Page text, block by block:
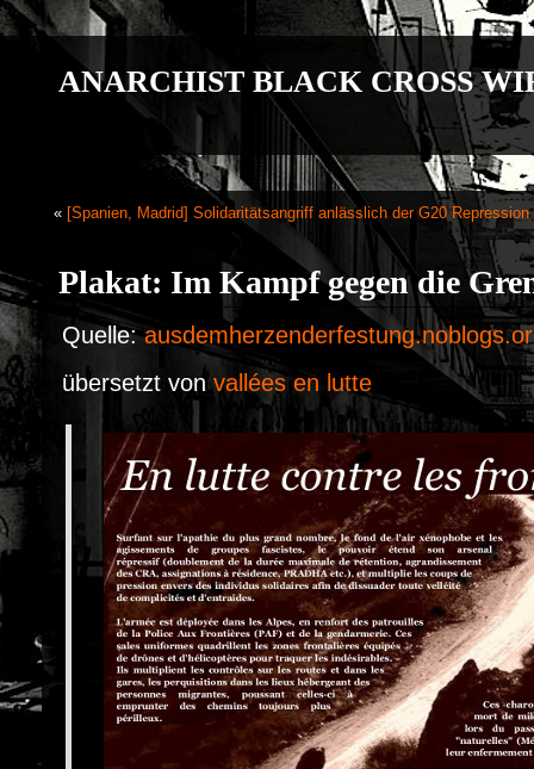
ANARCHIST BLACK CROSS
« [Spanien, Madrid] Solidaritätsangriff anlässlich der G20 Repression
Plakat: Im Kampf gegen die
Quelle:
übersetzt vonvallées en lutte